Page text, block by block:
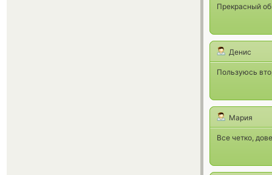
Прекрасный
Денис
Пользуюсь
Мария
Все четко,